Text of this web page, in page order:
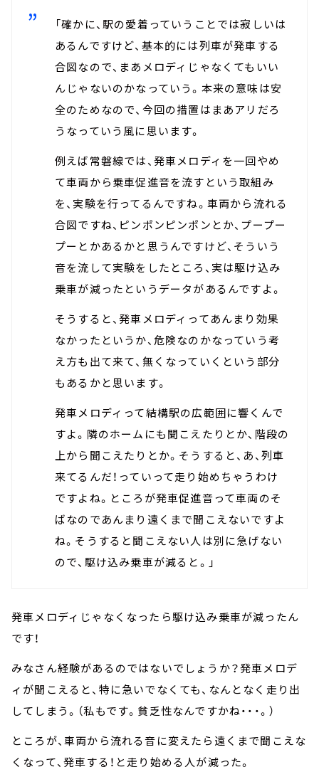
「確かに、駅の愛着っていうことでは寂しいは
あるんですけど、基本的には列車が発車する
合図なので、まあメロディじゃなくてもいい
んじゃないのかなっていう。本来の意味は安
全のためなので、今回の措置はまあアリだろ
うなっていう風に思います。
例えば常磐線では、発車メロディを一回やめ
て車両から乗車促進音を流すという取組み
を、実験を行ってるんですね。車両から流れる
合図ですね、ピンポンピンポンとか、プープー
プーとかあるかと思うんですけど、そういう
音を流して実験をしたところ、実は駆け込み
乗車が減ったというデータがあるんですよ。
そうすると、発車メロディってあんまり効果
なかったというか、危険なのかなっていう考
え方も出て来て、無くなっていくという部分
もあるかと思います。
発車メロディって結構駅の広範囲に響くんで
すよ。隣のホームにも聞こえたりとか、階段の
上から聞こえたりとか。そうすると、あ、列車
来てるんだ！っていって走り始めちゃうわけ
ですよね。ところが発車促進音って車両のそ
ばなのであんまり遠くまで聞こえないですよ
ね。そうすると聞こえない人は別に急げない
ので、駆け込み乗車が減ると。」
発車メロディじゃなくなったら駆け込み乗車が減ったん
です！
みなさん経験があるのではないでしょうか？発車メロデ
ィが聞こえると、特に急いでなくても、なんとなく走り出
してしまう。（私もです。貧乏性なんですかね・・・。）
ところが、車両から流れる音に変えたら遠くまで聞こえな
くなって、発車する！と走り始める人が減った。